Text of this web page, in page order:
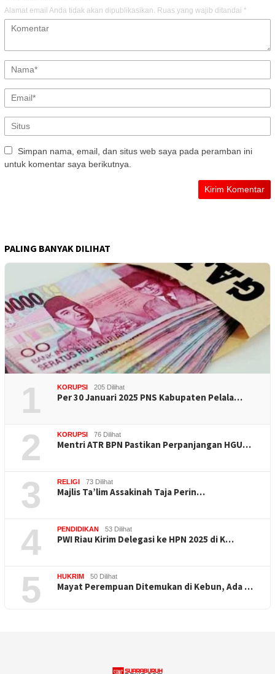
Alamat email Anda tidak akan dipublikasikan. Ruas yang wajib ditandai *
Simpan nama, email, dan situs web saya pada peramban ini
untuk komentar saya berikutnya.
PALING BANYAK DILIHAT
1 KORUPSI 205 Dilihat
Per 30 Januari 2025 PNS Kabupaten Pelala…
2 KORUPSI 76 Dilihat
Mentri ATR BPN Pastikan Perpanjangan HGU…
3 RELIGI 73 Dilihat
Majlis Ta’lim Assakinah Taja Perin…
4 PENDIDIKAN 53 Dilihat
PWI Riau Kirim Delegasi ke HPN 2025 di K…
5 HUKRIM 50 Dilihat
Mayat Perempuan Ditemukan di Kebun, Ada …